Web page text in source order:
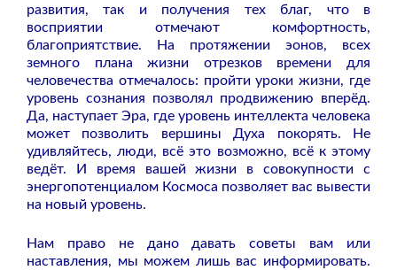
развития, так и получения тех благ, что в
восприятии отмечают комфортность,
благоприятствие. На протяжении эонов, всех
земного плана жизни отрезков времени для
человечества отмечалось: пройти уроки жизни, где
уровень сознания позволял продвижению вперёд.
Да, наступает Эра, где уровень интеллекта человека
может позволить вершины Духа покорять. Не
удивляйтесь, люди, всё это возможно, всё к этому
ведёт. И время вашей жизни в совокупности с
энергопотенциалом Космоса позволяет вас вывести
на новый уровень.
Нам право не дано давать советы вам или
наставления, мы можем лишь вас информировать.